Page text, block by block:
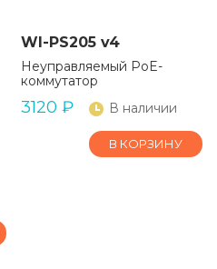
WI-PS205 v4
Неуправляемый PoE-
коммутатор
3120 ₽ В наличии
В КОРЗИНУ